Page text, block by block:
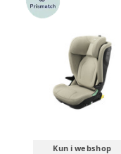
Kun i webshop